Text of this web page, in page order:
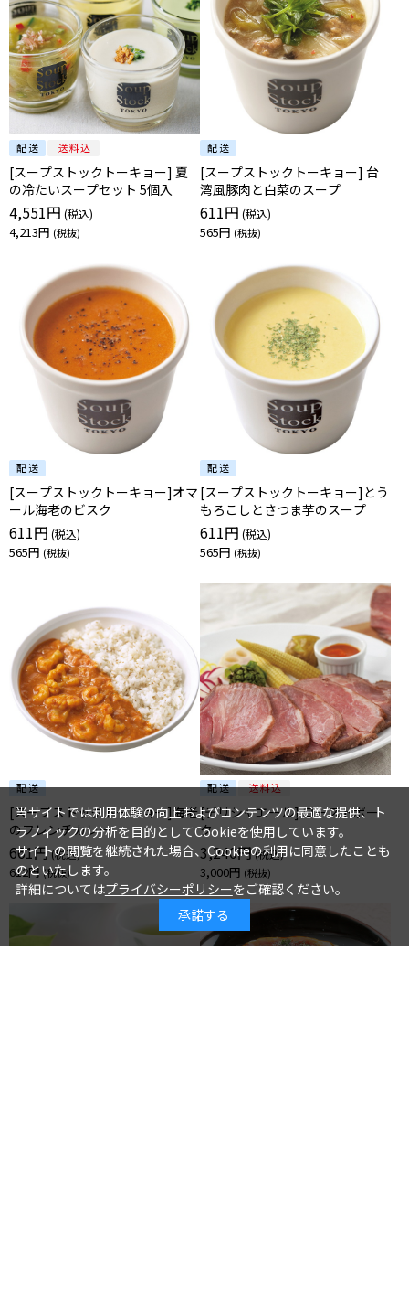
[スープストックトーキョー] 夏
の冷たいスープセット 5個入
4,551円
4,213円
[スープストックトーキョー] 台
湾風豚肉と白菜のスープ
611円
565円
[スープストックトーキョー]オマ
ール海老のビスク
611円
565円
[スープストックトーキョー]とう
もろこしとさつま芋のスープ
611円
565円
[スープストックトーキョー]海老
のフレンチカレー
661円
612円
[デリシャエール] ローストポー
ク
3,240円
3,000円
当サイトでは利用体験の向上およびコンテンツの最適な提供、ト
ラフィックの分析を目的としてCookieを使用しています。
サイトの閲覧を継続された場合、Cookieの利用に同意したことも
のといたします。
詳細についてはプライバシーポリシーをご確認ください。
承諾する